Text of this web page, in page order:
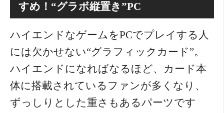
すめ！“グラボ縦置き”PC
ハイエンドなゲームをPCでプレイする人
には欠かせない“グラフィックカード”。
ハイエンドになればなるほど、カード本
体に搭載されているファンが多くなり、
ずっしりとした重さもあるパーツです